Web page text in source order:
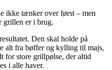
ikke tænker over først – men
grillen er i brug.
Den skal holde på
alt fra bøffer og kylling til majs,
for store grillpølse, der altid
i alle haver.